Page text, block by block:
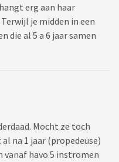
erg aan haar
je midden in een
die al 5 a 6 jaar samen
Mocht ze toch
na 1 jaar (propedeuse)
vanaf havo 5 instromen